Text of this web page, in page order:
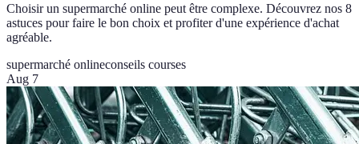
Choisir un supermarché online peut être complexe. Découvrez nos 8
astuces pour faire le bon choix et profiter d'une expérience d'achat
agréable.
supermarché onlineconseils courses
Aug 7